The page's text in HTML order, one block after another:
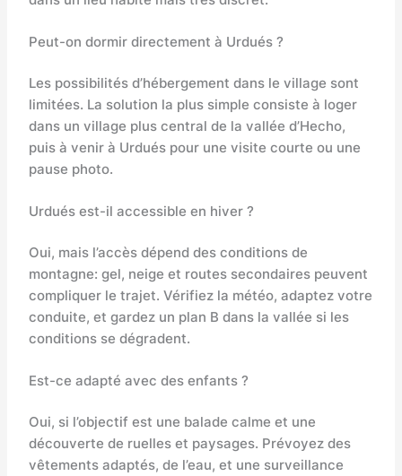
Peut-on dormir directement à Urdués ?
Les possibilités d’hébergement dans le village sont
limitées. La solution la plus simple consiste à loger
dans un village plus central de la vallée d’Hecho,
puis à venir à Urdués pour une visite courte ou une
pause photo.
Urdués est-il accessible en hiver ?
Oui, mais l’accès dépend des conditions de
montagne: gel, neige et routes secondaires peuvent
compliquer le trajet. Vérifiez la météo, adaptez votre
conduite, et gardez un plan B dans la vallée si les
conditions se dégradent.
Est-ce adapté avec des enfants ?
Oui, si l’objectif est une balade calme et une
découverte de ruelles et paysages. Prévoyez des
vêtements adaptés, de l’eau, et une surveillance